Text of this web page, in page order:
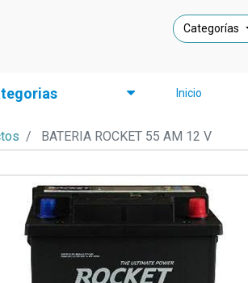
Categorías
Inicio
BATERIA ROCKET 55 AM 12 V